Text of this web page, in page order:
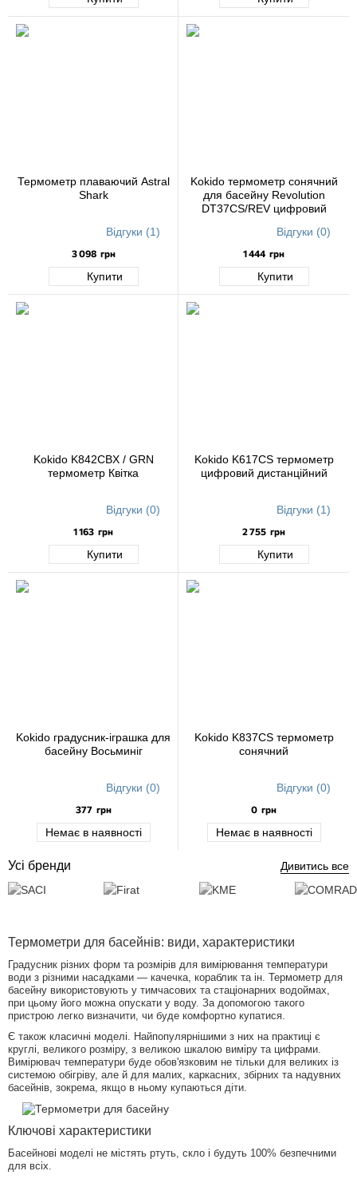
Термометр плаваючий Astral
Shark
Відгуки (1)
3 098 грн
Купити
Kokido термометр сонячний
для басейну Revolution
DT37CS/REV цифровий
Відгуки (0)
1 444 грн
Купити
Kokido K842CBX / GRN
термометр Квітка
Відгуки (0)
1 163 грн
Купити
Kokido K617CS термометр
цифровий дистанційний
Відгуки (1)
2 755 грн
Купити
Kokido градусник-іграшка для
басейну Восьминіг
Відгуки (0)
377 грн
Немає в наявності
Kokido K837CS термометр
сонячний
Відгуки (0)
0 грн
Немає в наявності
Усі бренди Дивитись все
Термометри для басейнів: види, характеристики
Градусник різних форм та розмірів для вимірювання температури
води з різними насадками — качечка, кораблик та ін. Термометр для
басейну використовують у тимчасових та стаціонарних водоймах,
при цьому його можна опускати у воду. За допомогою такого
пристрою легко визначити, чи буде комфортно купатися.
Є також класичні моделі. Найпопулярнішими з них на практиці є
круглі, великого розміру, з великою шкалою виміру та цифрами.
Вимірювач температури буде обов'язковим не тільки для великих із
системою обігріву, але й для малих, каркасних, збірних та надувних
басейнів, зокрема, якщо в ньому купаються діти.
Ключові характеристики
Басейнові моделі не містять ртуть, скло і будуть 100% безпечними
для всіх.